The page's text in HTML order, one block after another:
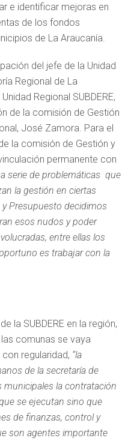
e identificar mejoras en
de los fondos
de La Araucanía.
del jefe de la Unidad
Regional de La
Regional SUBDERE,
de la comisión de Gestión
José Zamora. Para el
la comisión de Gestión y
permanente con
serie de problemáticas que
la gestión en ciertas
Presupuesto decidimos
esos nudos y poder
entre ellas los
es trabajar con la
la SUBDERE en la región,
comunas se vaya
regularidad, “la
de la secretaría de
la contratación
se ejecutan sino que
de finanzas, control y
son agentes importante